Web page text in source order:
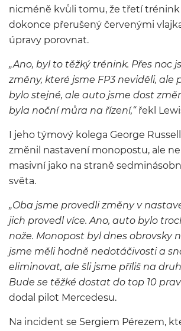
nicméně kvůli tomu, že třetí trénink
dokonce přerušený červenými
úpravy porovnat.
„Ano, byl to těžký trénink. Přes noc
změny, které jsme FP3 neviděli, ale
bylo stejné, ale auto jsme dost
byla noční můra na řízení,“řekl
I jeho týmový kolega George
změnil nastavení monopostu, ale
masivní jako na straně
světa.
„Oba jsme provedli změny v
jich provedl více. Ano, auto bylo
nože. Monopost byl dnes obrovsky
jsme měli hodně nedotáčivosti a
eliminovat, ale šli jsme příliš na
Bude se těžké dostat do top 10
dodal pilot Mercedesu.
Na incident se Sergiem Pérezem,